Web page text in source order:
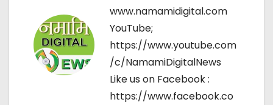
www.namamidigital.com
YouTube;
https://www.youtube.com
/c/NamamiDigitalNews
Like us on Facebook :
https://www.facebook.co